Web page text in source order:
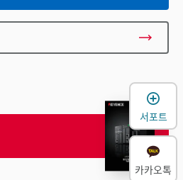
서포트
카카오톡